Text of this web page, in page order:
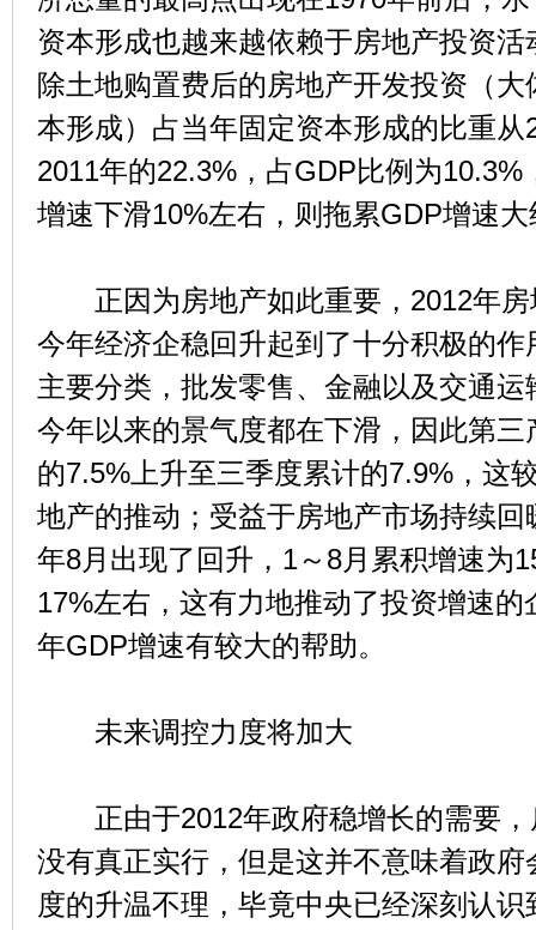
资本形成也越来越依赖于房地产投资
除土地购置费后的房地产开发投资（
本形成）占当年固定资本形成的比重从
2011年的22.3%，占GDP比例为
增速下滑10%左右，则拖累GDP增速
正因为房地产如此重要，2012年房
今年经济企稳回升起到了十分积极的
主要分类，批发零售、金融以及交通
今年以来的景气度都在下滑，因此第
的7.5%上升至三季度累计的7.9%，这
地产的推动；受益于房地产市场持续
年8月出现了回升，1～8月累积增速为
17%左右，这有力地推动了投资增速
年GDP增速有较大的帮助。
未来调控力度将加大
正由于2012年政府稳增长的需要，
没有真正实行，但是这并不意味着政
度的升温不理，毕竟中央已经深刻认